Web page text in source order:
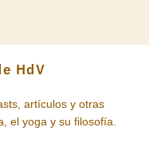
HdV
artículos y otras
el yoga y su filosofía.